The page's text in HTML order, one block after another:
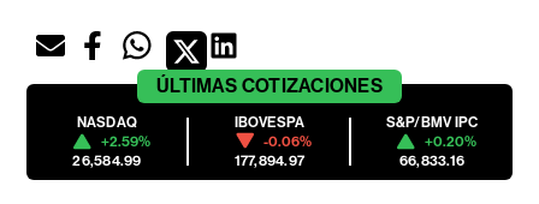
ÚLTIMAS COTIZACIONES
NASDAQ
+2.59%
26,584.99
IBOVESPA
-0.06%
177,894.97
S&P/BMV IPC
+0.20%
66,833.16